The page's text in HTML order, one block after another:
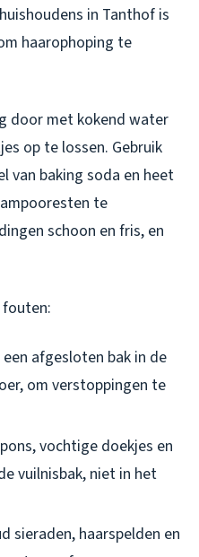
in Tanthof is
haarophoping te
door met kokend water
op te lossen. Gebruik
van baking soda en heet
te
schoon en fris, en
afgesloten bak in de
om verstoppingen te
vochtige doekjes en
vuilnisbak, niet in het
sieraden, haarspelden en